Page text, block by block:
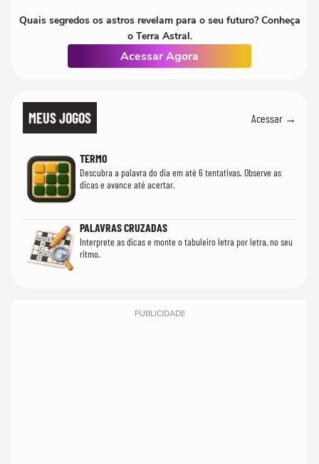
Quais segredos os astros revelam para o seu futuro? Conheça
o Terra Astral.
Acessar Agora
MEUS JOGOS Acessar →
TERMO
Descubra a palavra do dia em até 6 tentativas. Observe as
dicas e avance até acertar.
PALAVRAS CRUZADAS
Interprete as dicas e monte o tabuleiro letra por letra, no seu
ritmo.
PUBLICIDADE